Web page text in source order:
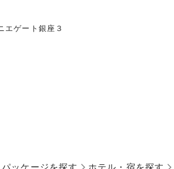
エゲート銀座３
ッケージを探す ホテル・宿を探す